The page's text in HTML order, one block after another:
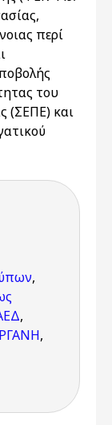
περί
του
(ΣΕΠΕ) και
,
,
,